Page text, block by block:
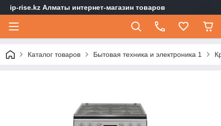
ip-rise.kz Алматы интернет-магазин товаров
Каталог товаров Бытовая техника и электроника 1